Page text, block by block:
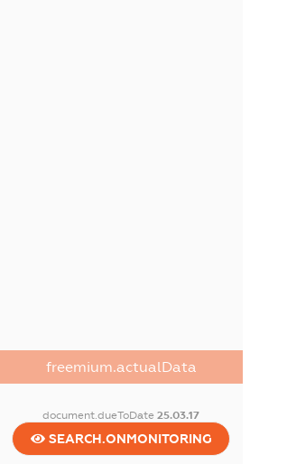
freemium.actualData
document.dueToDate25.03.17
SEARCH.ONMONITORING